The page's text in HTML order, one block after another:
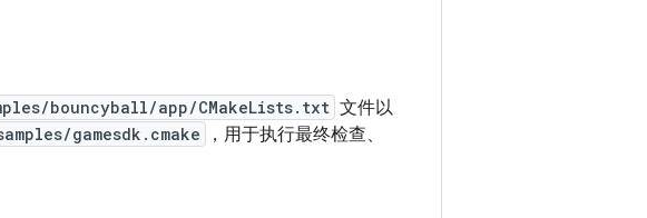
bouncyball/app/CMakeLists.txt 文件以
gamesdk.cmake
，用于执行最终检查、